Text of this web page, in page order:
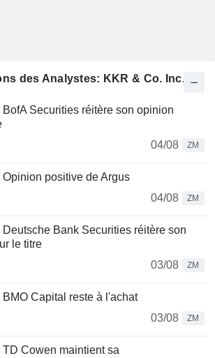
des Analystes: KKR & Co. Inc.
BofA Securities réitère son opinion
04/08
ZM
Opinion positive de Argus
04/08
ZM
Deutsche Bank Securities réitère son
le titre
03/08
ZM
BMO Capital reste à l'achat
03/08
ZM
TD Cowen maintient sa